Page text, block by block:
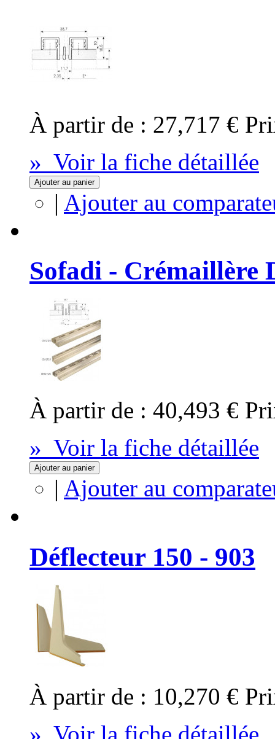
À partir de : 27,717 €
» Voir la fiche détaillée
Ajouter au panier
| Ajouter au
Sofadi - Crémaillère
À partir de : 40,493 €
» Voir la fiche détaillée
Ajouter au panier
| Ajouter au
Déflecteur 150 - 903
À partir de : 10,270 €